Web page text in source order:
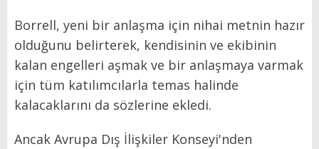
Borrell, yeni bir anlaşma için nihai metnin hazır
olduğunu belirterek, kendisinin ve ekibinin
kalan engelleri aşmak ve bir anlaşmaya varmak
için tüm katılımcılarla temas halinde
kalacaklarını da sözlerine ekledi.
Ancak Avrupa Dış İlişkiler Konseyi'nden